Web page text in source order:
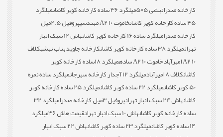
کارخانه صدرانبشی 5×5 میلگرد 36 ساده کارخانه کویر کاشان
میلگرد
45 ساده کارخانه کویر کاشان
خاموت 10 A2 مهندسی
پروفیل 2.5میل
کارخانه صدرامیلگرد ساده 16 کارخانه کویر کاشان
هاش 12 سبک انبار
تهرانمیلگرد 38 ساده کارخانه کویر کاشان کارخانه جاوید بناب نبشیکلاف
10 A2 امیرآباد
خاموت 10 A2 ساده
میلگرد 18ساده کارخانه کویر
کاشانکلاف 8 امیرآباد میلگرد 12 آجدار کارخانه سیرجان
میلگرد ساده نمره
50 کویر کاشان
میلگرد 22 ساده کویر کاشان
میلگرد 25 ساده کارخانه کویر
کاشانهاش 24 سبک انبار تهران پروفیل 3میل کارخانه صدرا
میلگرد 32
ساده کارخانه کویر کاشانهاش 10 سبک انبار تهران قیمت هاش 36
میلگرد
14 ساده کویر کاشان
میلگرد 23 ساده کویر کاشان
هاش 22 سبک انبار